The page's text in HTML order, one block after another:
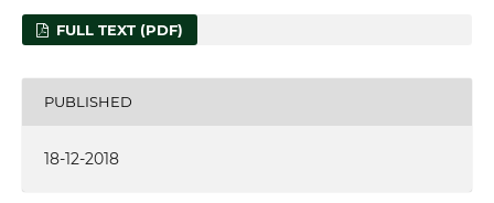
FULL TEXT (PDF)
PUBLISHED
18-12-2018